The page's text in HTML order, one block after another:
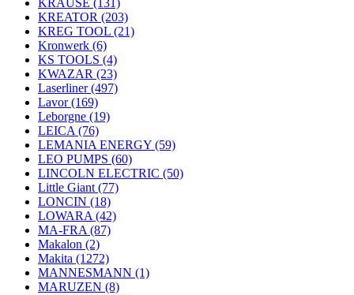
KRAUSE (131)
KREATOR (203)
KREG TOOL (21)
Kronwerk (6)
KS TOOLS (4)
KWAZAR (23)
Laserliner(497)
Lavor(169)
Leborgne (19)
LEICA (76)
LEMANIA ENERGY (59)
LEO PUMPS (60)
LINCOLN ELECTRIC (50)
Little Giant (77)
LONCIN (18)
LOWARA (42)
MA-FRA (87)
Makalon (2)
Makita (1272)
MANNESMANN (1)
MARUZEN (8)